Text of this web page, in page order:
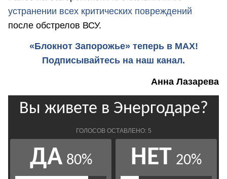
устранении всех критических повреждений
после обстрелов ВСУ.
«Блокнот Запорожье» теперь в MAX!
Подписывайтесь на наш канал.
Анна Лазарева